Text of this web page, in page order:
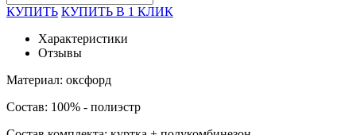
КУПИТЬ КУПИТЬ В 1 КЛИК
Характеристики
Отзывы
Материал: оксфорд
Состав: 100% - полиэстр